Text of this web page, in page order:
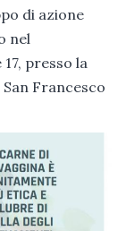
di azione
nel
presso la
Francesco